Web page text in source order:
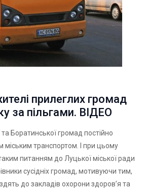
прилеглих громад
за пільгами. ВІДЕО
та Боратинської громад постійно
міським транспортом. І при цьому
питанням до Луцької міської ради
сусідніх громад, мотивуючи тим,
до закладів охорони здоров’я та